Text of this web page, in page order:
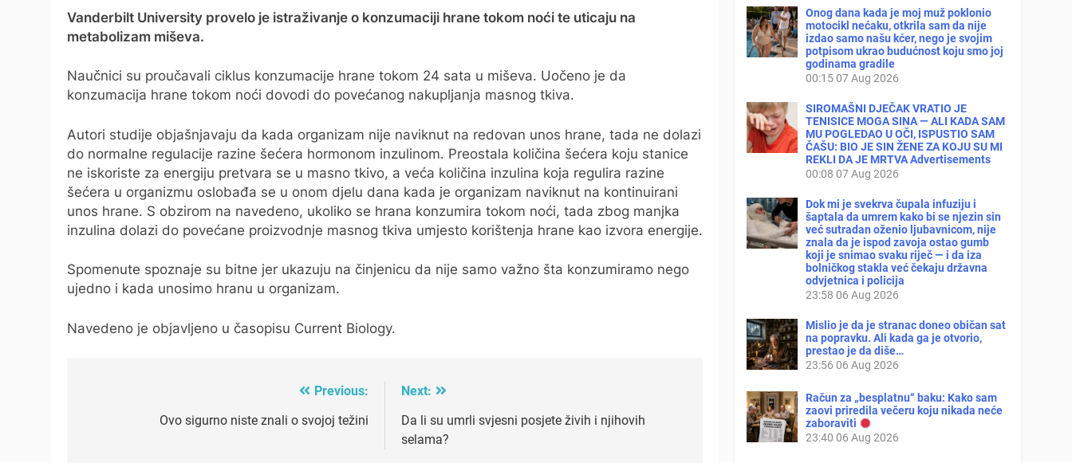
Vanderbilt University provelo je istraživanje o konzumaciji hrane tokom noći te uticaju na
metabolizam miševa.
Naučnici su proučavali ciklus konzumacije hrane tokom 24 sata u miševa. Uočeno je da
konzumacija hrane tokom noći dovodi do povećanog nakupljanja masnog tkiva.
Autori studije objašnjavaju da kada organizam nije naviknut na redovan unos hrane, tada ne dolazi
do normalne regulacije razine šećera hormonom inzulinom. Preostala količina šećera koju stanice
ne iskoriste za energiju pretvara se u masno tkivo, a veća količina inzulina koja regulira razine
šećera u organizmu oslobađa se u onom djelu dana kada je organizam naviknut na kontinuirani
unos hrane. S obzirom na navedeno, ukoliko se hrana konzumira tokom noći, tada zbog manjka
inzulina dolazi do povećane proizvodnje masnog tkiva umjesto korištenja hrane kao izvora energije.
Spomenute spoznaje su bitne jer ukazuju na činjenicu da nije samo važno šta konzumiramo nego
ujedno i kada unosimo hranu u organizam.
Navedeno je objavljeno u časopisu Current Biology.
navigation
Previous:
Ovo sigurno niste znali o svojoj težini
Next:
Da li su umrli svjesni posjete živih i njihovih
selama?
Onog dana kada je moj muž poklonio
motocikl nećaku, otkrila sam da nije
izdao samo našu kćer, nego je svojim
potpisom ukrao budućnost koju smo joj
godinama gradile
00:15 07 Aug 2026
SIROMAŠNI DJEČAK VRATIO JE
TENISICE MOGA SINA — ALI KADA SAM
MU POGLEDAO U OČI, ISPUSTIO SAM
ČAŠU: BIO JE SIN ŽENE ZA KOJU SU MI
REKLI DA JE MRTVA Advertisements
00:08 07 Aug 2026
Dok mi je svekrva čupala infuziju i
šaptala da umrem kako bi se njezin sin
već sutradan oženio ljubavnicom, nije
znala da je ispod zavoja ostao gumb
koji je snimao svaku riječ — i da iza
bolničkog stakla već čekaju državna
odvjetnica i policija
23:58 06 Aug 2026
Mislio je da je stranac doneo običan sat
na popravku. Ali kada ga je otvorio,
prestao je da diše…
23:56 06 Aug 2026
Račun za „besplatnu“ baku: Kako sam
zaovi priredila večeru koju nikada neće
zaboraviti
23:40 06 Aug 2026